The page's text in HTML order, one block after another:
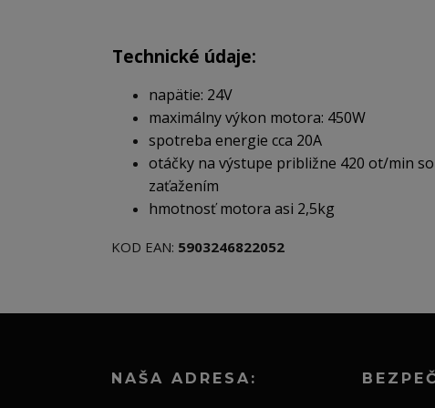
Technické údaje:
napätie: 24V
maximálny výkon motora: 450W
spotreba energie cca 20A
otáčky na výstupe približne 420 ot/min so
zaťažením
hmotnosť motora asi 2,5kg
KOD EAN: 5903246822052
NAŠA ADRESA: